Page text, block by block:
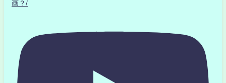
画？/